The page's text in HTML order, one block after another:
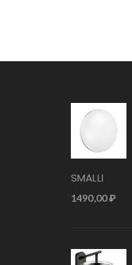
SMALLI
1490,00₽